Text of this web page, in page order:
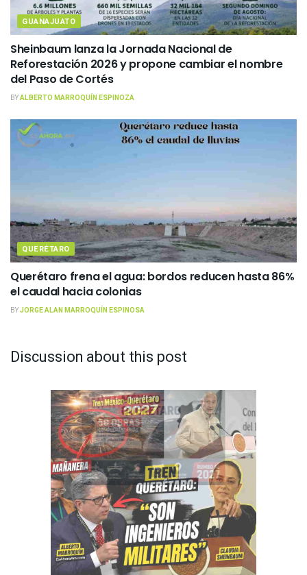
GUANAJUATO
Sheinbaum lanza la Jornada Nacional de
Reforestación 2026 y propone cambiar el nombre
del Paso de Cortés
BYALBERTO MARROQUÍN ESPINOZA
QUERÉTARO
Querétaro frena el agua: bordos reducen hasta 86%
el caudal hacia colonias
BYJORGE ALAN MARROQUÍN ESPINOSA
Discussion about this post